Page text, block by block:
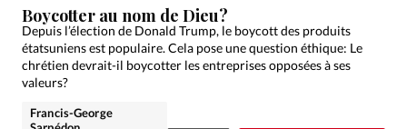
Boycotter au nom de Dieu?
Depuis l’élection de Donald Trump, le boycott des produits
étatsuniens est populaire. Cela pose une question éthique: Le
chrétien devrait-il boycotter les entreprises opposées à ses
valeurs?
Francis-George